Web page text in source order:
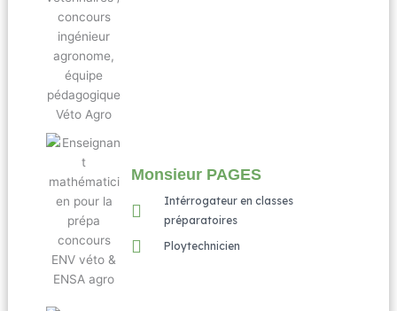
Monsieur PAGES
Intérrogateur en classes
préparatoires
Ploytechnicien